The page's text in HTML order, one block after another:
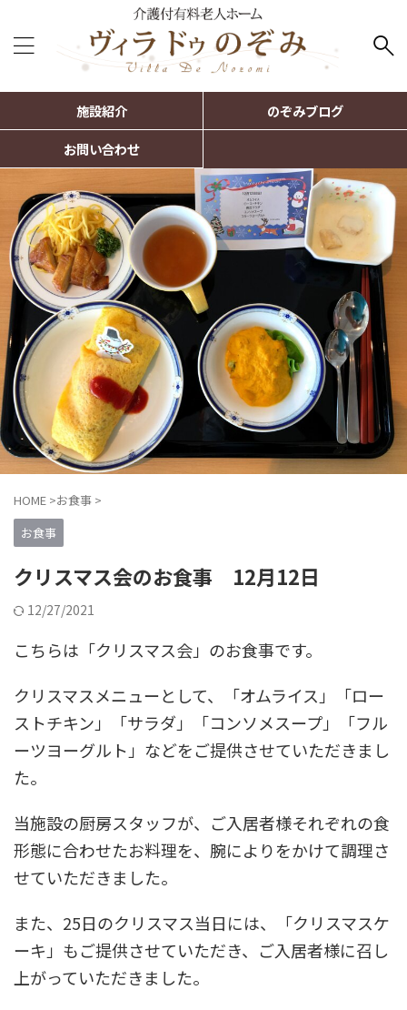
施設紹介
のぞみブログ
お問い合わせ
HOME >お食事 >
お食事
クリスマス会のお食事 12月12日
12/27/2021
こちらは「クリスマス会」のお食事です。
クリスマスメニューとして、「オムライス」「ロー
ストチキン」「サラダ」「コンソメスープ」「フル
ーツヨーグルト」などをご提供させていただきまし
た。
当施設の厨房スタッフが、ご入居者様それぞれの食
形態に合わせたお料理を、腕によりをかけて調理さ
せていただきました。
また、25日のクリスマス当日には、「クリスマスケ
ーキ」もご提供させていただき、ご入居者様に召し
上がっていただきました。